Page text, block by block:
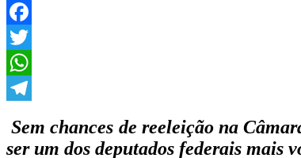
Facebook
Twitter
WhatsApp
Sem chances de reeleição na
ser um dos deputados federais mais